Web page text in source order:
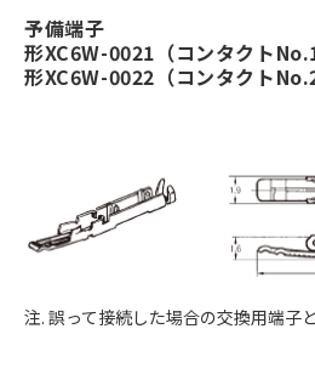
予備端子
形XC6W-0021（コンタクト
形XC6W-0022（コンタクト
注. 誤って接続した場合の交換用端子